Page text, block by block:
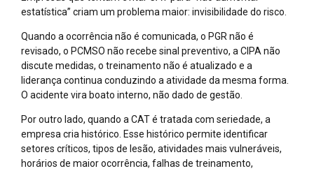
estatística” criam um problema maior: invisibilidade do risco.
Quando a ocorrência não é comunicada, o PGR não é
revisado, o PCMSO não recebe sinal preventivo, a CIPA não
discute medidas, o treinamento não é atualizado e a
liderança continua conduzindo a atividade da mesma forma.
O acidente vira boato interno, não dado de gestão.
Por outro lado, quando a CAT é tratada com seriedade, a
empresa cria histórico. Esse histórico permite identificar
setores críticos, tipos de lesão, atividades mais vulneráveis,
horários de maior ocorrência, falhas de treinamento,